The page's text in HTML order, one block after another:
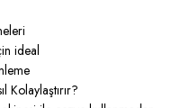
ideal
Kolaylaştırır?